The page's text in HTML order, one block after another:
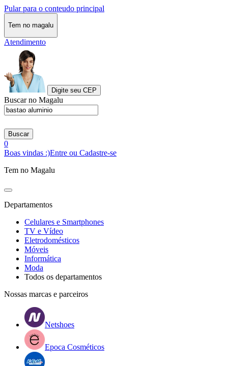
Pular para o conteudo principal
Tem no magalu
Atendimento
Digite seu CEP
Buscar no Magalu
Buscar
0
Boas vindas :)Entre ou Cadastre-se
Tem no Magalu
Departamentos
Celulares e Smartphones
TV e Vídeo
Eletrodomésticos
Móveis
Informática
Moda
Todos os departamentos
Nossas marcas e parceiros
Netshoes
Epoca Cosméticos